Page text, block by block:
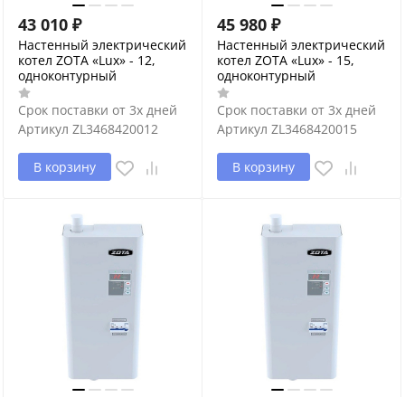
43 010 ₽
Настенный электрический
котел ZOTA «Lux» - 12,
одноконтурный
Срок поставки от 3х дней
Артикул ZL3468420012
В корзину
45 980 ₽
Настенный электрический
котел ZOTA «Lux» - 15,
одноконтурный
Срок поставки от 3х дней
Артикул ZL3468420015
В корзину